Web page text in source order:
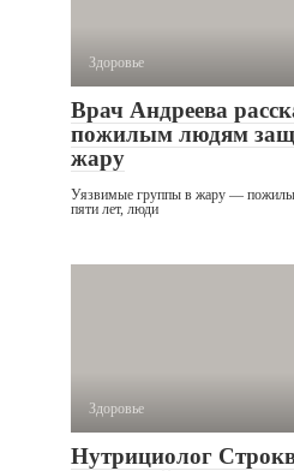
Здоровье
Врач Андреева
пожилым людям
жару
Уязвимые группы в жару —
пяти лет, люди
Здоровье
Нутрициолог